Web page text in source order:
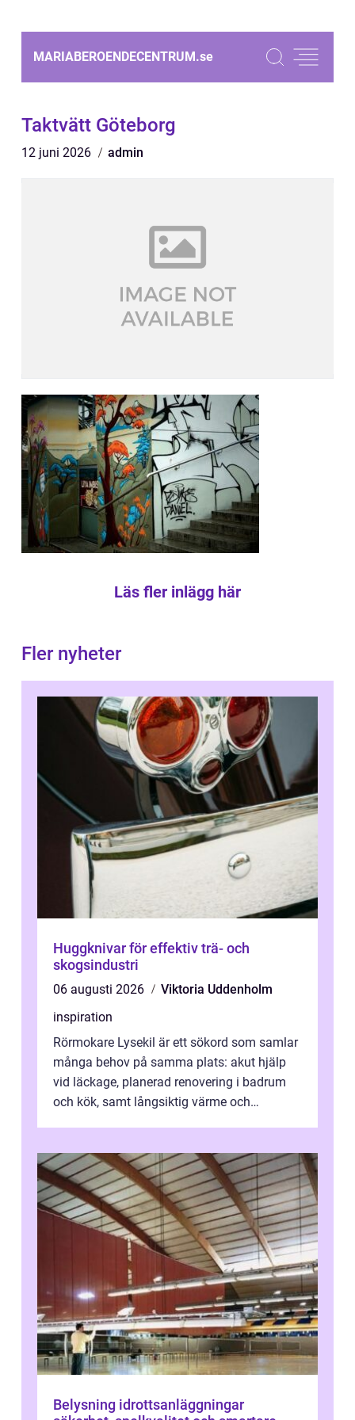
MARIABEROENDECENTRUM.se
Taktvätt Göteborg
12 juni 2026 admin
Läs fler inlägg här
Fler nyheter
Huggknivar för effektiv trä- och
skogsindustri
06 augusti 2026
Viktoria Uddenholm
inspiration
Rörmokare Lysekil är ett sökord som samlar
många behov på samma plats: akut hjälp
vid läckage, planerad renovering i badrum
och kök, samt långsiktig värme och
Belysning idrottsanläggningar